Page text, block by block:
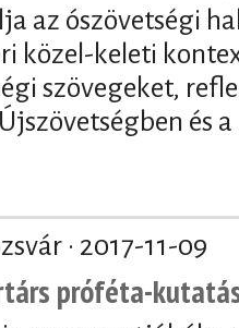
az ószövetségi
közel-keleti
szövegeket,
és
· 2017-11-09
próféta-